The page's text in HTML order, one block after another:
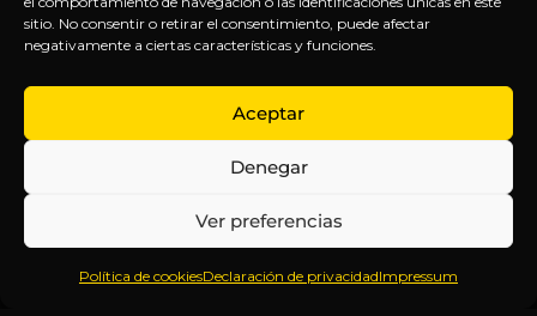
sitio. No consentir o retirar el consentimiento, puede afectar
negativamente a ciertas características y funciones.
Aceptar
Denegar
Ver preferencias
Política de cookiesDeclaración de privacidadImpressum
Inteligencia
Anticipándonos
EXPLORA
Inicio
Sobre
Contenido
Webinars
LEGAL
Política
de
Términos y
Aviso
SÍGUENOS